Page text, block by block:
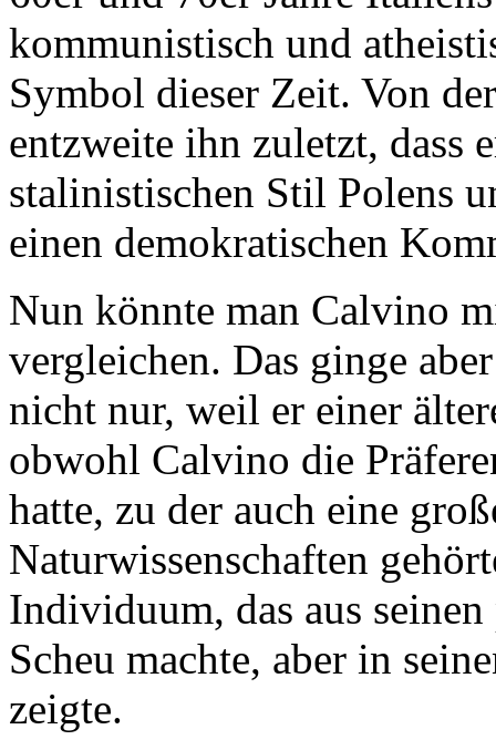
kommunistisch und
Symbol dieser Zeit. Von
entzweite ihn zuletzt, dass
stalinistischen Stil Polens
einen demokratischen
Nun könnte man Calvino
vergleichen. Das ginge
nicht nur, weil er einer
obwohl Calvino die
hatte, zu der auch eine
Naturwissenschaften
Individuum, das aus
Scheu machte, aber in
zeigte.